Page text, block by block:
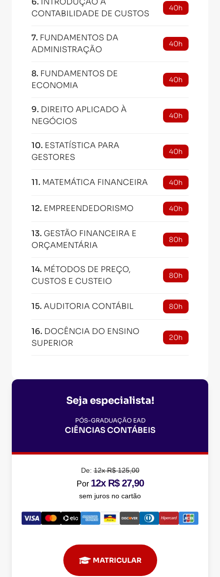
CONTABILIDADE DE CUSTOS
40h
7. FUNDAMENTOS DA
ADMINISTRAÇÃO
40h
8. FUNDAMENTOS DE
ECONOMIA
40h
9. DIREITO APLICADO À
NEGÓCIOS
40h
10. ESTATÍSTICA PARA
GESTORES
40h
11. MATEMÁTICA FINANCEIRA 40h
12. EMPREENDEDORISMO 40h
13. GESTÃO FINANCEIRA E
ORÇAMENTÁRIA
80h
14. MÉTODOS DE PREÇO,
CUSTOS E CUSTEIO
80h
15.AUDITORIA CONTÁBIL 80h
16. DOCÊNCIA DO ENSINO
SUPERIOR
20h
Seja especialista!
PÓS-GRADUAÇÃO EAD
CIÊNCIAS CONTÁBEIS
De:12x R$ 125,00
Por 12x R$ 27,90
sem juros no cartão
MATRICULAR